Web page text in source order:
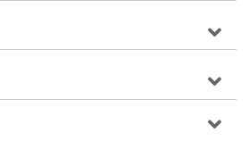
本現象，無論感懷、嗟嘆、建言